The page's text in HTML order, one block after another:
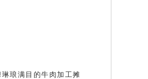
琅满目的牛肉加工摊